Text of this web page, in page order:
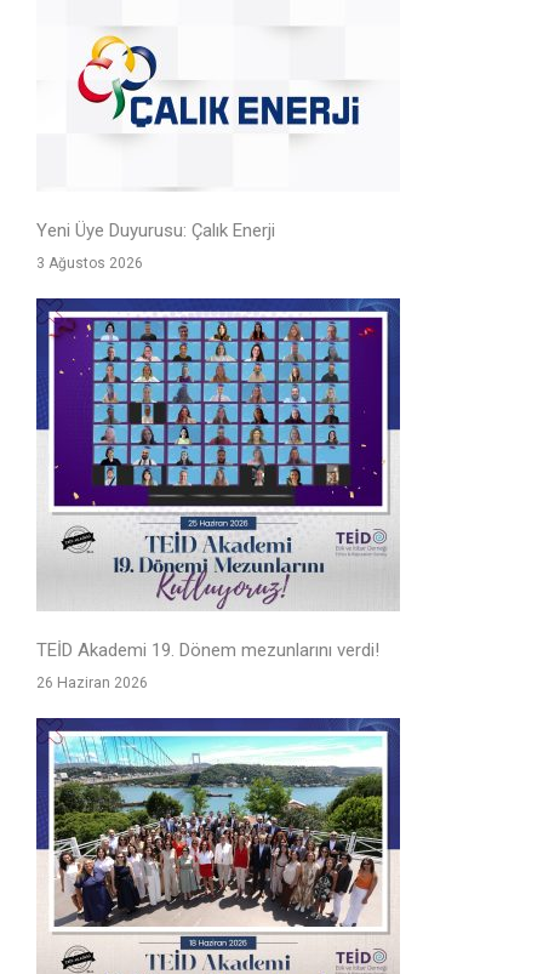
Yeni Üye Duyurusu: Çalık Enerji
3 Ağustos 2026
TEİD Akademi 19. Dönem mezunlarını verdi!
26 Haziran 2026